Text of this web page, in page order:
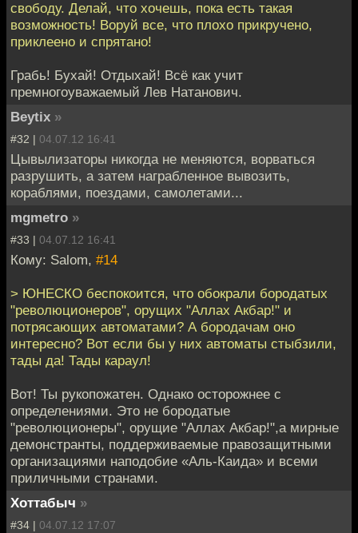
свободу. Делай, что хочешь, пока есть такая
возможность! Воруй все, что плохо прикручено,
приклеено и спрятано!
Грабь! Бухай! Отдыхай! Всё как учит
премногоуважаемый Лев Натанович.
Beytix »
#32 | 04.07.12 16:41
Цывылизаторы никогда не меняются, ворваться
разрушить, а затем награбленное вывозить,
кораблями, поездами, самолетами...
mgmetro »
#33 | 04.07.12 16:41
Кому: Salom, #14
> ЮНЕСКО беспокоится, что обокрали бородатых
"революционеров", орущих "Аллах Акбар!" и
потрясающих автоматами? А бородачам оно
интересно? Вот если бы у них автоматы стыбзили,
тады да! Тады караул!
Вот! Ты рукопожатен. Однако осторожнее с
определениями. Это не бородатые
"революционеры", орущие "Аллах Акбар!",а мирные
демонстранты, поддерживаемые правозащитными
организациями наподобие «Аль-Каида» и всеми
приличными странами.
Хоттабыч »
#34 | 04.07.12 17:07